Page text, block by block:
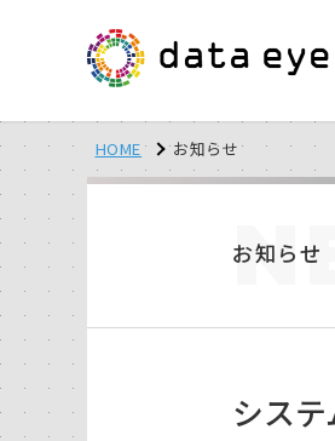
HOME お知らせ
お知らせ
シス